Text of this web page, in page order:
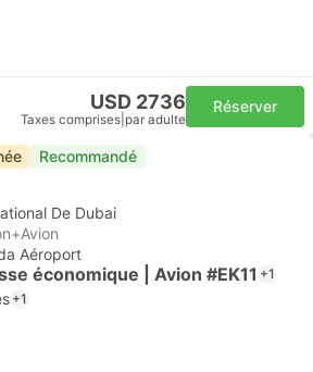
USD 2736
Taxes comprises par adulte
Réserver
Recommandé
De Dubai
Aéroport
économique | Avion #EK11 +1
+1